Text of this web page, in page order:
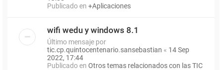
Publicado en +Aplicaciones
wifi wedu y windows 8.1
Último mensaje por
tic.cp.quintocentenario.sansebastian « 14 Sep
2022, 17:44
Publicado en Otros temas relacionados con las TIC